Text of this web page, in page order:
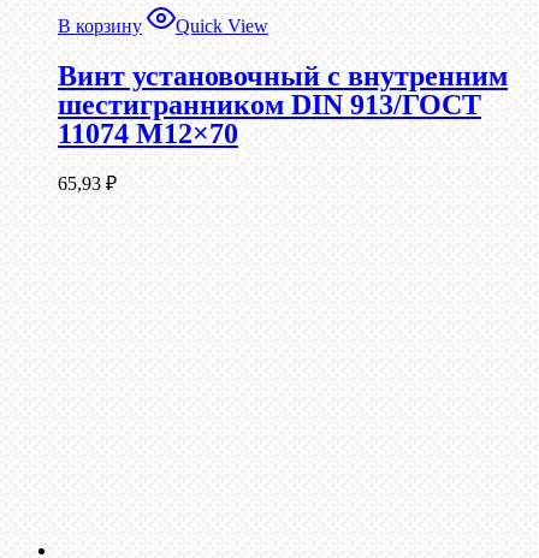
В корзину Quick View
Винт установочный с внутренним
шестигранником DIN 913/ГОСТ
11074 М12×70
65,93 ₽